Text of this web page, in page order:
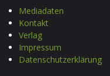
Mediadaten
Kontakt
Verlag
Impressum
Datenschutzerklärung